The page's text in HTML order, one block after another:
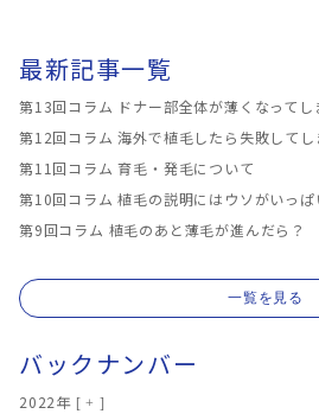
最新記事一覧
第13回コラム ドナー部全体が薄くなってし
第12回コラム 海外で植毛したら失敗してし
第11回コラム 育毛・発毛について
第10回コラム 植毛の説明にはウソがいっぱ
第9回コラム 植毛のあと薄毛が進んだら？
一覧を見る
バックナンバー
2022年